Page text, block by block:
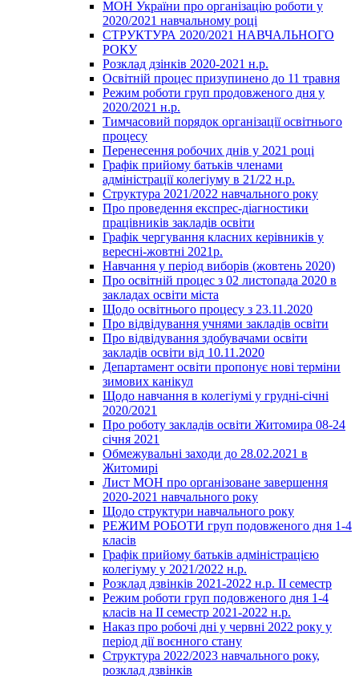
МОН України про організацію роботи у
2020/2021 навчальному році
СТРУКТУРА 2020/2021 НАВЧАЛЬНОГО
РОКУ
Розклад дзінків 2020-2021 н.р.
Освітній процес призупинено до 11 травня
Режим роботи груп продовженого дня у
2020/2021 н.р.
Тимчасовий порядок організації освітнього
процесу
Перенесення робочих днів у 2021 році
Графік прийому батьків членами
адміністрації колегіуму в 21/22 н.р.
Структура 2021/2022 навчального року
Про проведення експрес-діагностики
працівників закладів освіти
Графік чергування класних керівників у
вересні-жовтні 2021р.
Навчання у період виборів (жовтень 2020)
Про освітній процес з 02 листопада 2020 в
закладах освіти міста
Щодо освітнього процесу з 23.11.2020
Про відвідування учнями закладів освіти
Про відвідування здобувачами освіти
закладів освіти від 10.11.2020
Департамент освіти пропонує нові терміни
зимових канікул
Щодо навчання в колегіумі у грудні-січні
2020/2021
Про роботу закладів освіти Житомира 08-24
січня 2021
Обмежувальні заходи до 28.02.2021 в
Житомирі
Лист МОН про організоване завершення
2020-2021 навчального року
Щодо структури навчального року
РЕЖИМ РОБОТИ груп подовженого дня 1-4
класів
Графік прийому батьків адміністрацією
колегіуму у 2021/2022 н.р.
Розклад дзвінків 2021-2022 н.р. ІІ семестр
Режим роботи груп подовженого дня 1-4
класів на ІІ семестр 2021-2022 н.р.
Наказ про робочі дні у червні 2022 року у
період дії воєнного стану
Структура 2022/2023 навчального року,
розклад дзвінків